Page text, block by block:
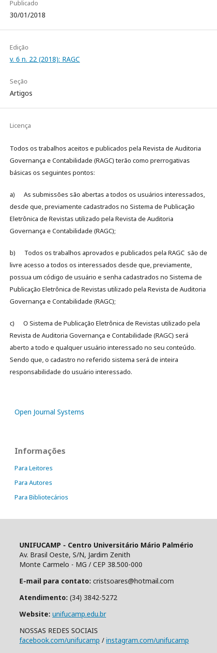
Publicado
30/01/2018
Edição
v. 6 n. 22 (2018): RAGC
Seção
Artigos
Licença
Todos os trabalhos aceitos e publicados pela Revista de Auditoria
Governança e Contabilidade (RAGC) terão como prerrogativas
básicas os seguintes pontos:
a) As submissões são abertas a todos os usuários interessados,
desde que, previamente cadastrados no Sistema de Publicação
Eletrônica de Revistas utilizado pela Revista de Auditoria
Governança e Contabilidade (RAGC);
b) Todos os trabalhos aprovados e publicados pela RAGC são de
livre acesso a todos os interessados desde que, previamente,
possua um código de usuário e senha cadastrados no Sistema de
Publicação Eletrônica de Revistas utilizado pela Revista de Auditoria
Governança e Contabilidade (RAGC);
c) O Sistema de Publicação Eletrônica de Revistas utilizado pela
Revista de Auditoria Governança e Contabilidade (RAGC) será
aberto a todo e qualquer usuário interessado no seu conteúdo.
Sendo que, o cadastro no referido sistema será de inteira
responsabilidade do usuário interessado.
Open Journal Systems
Informações
Para Leitores
Para Autores
Para Bibliotecários
UNIFUCAMP - Centro Universitário Mário Palmério
Av. Brasil Oeste, S/N, Jardim Zenith
Monte Carmelo - MG / CEP 38.500-000
E-mail para contato: cristsoares@hotmail.com
Atendimento: (34) 3842-5272
Website: unifucamp.edu.br
NOSSAS REDES SOCIAIS
facebook.com/unifucamp / instagram.com/unifucamp